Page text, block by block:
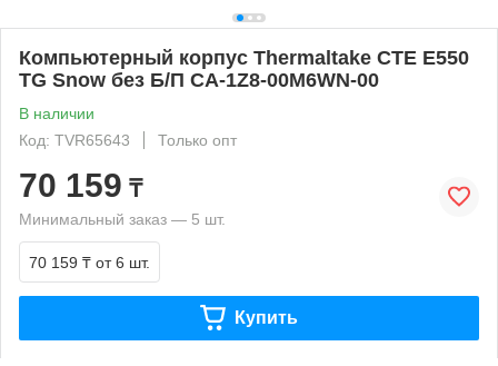
Компьютерный корпус Thermaltake CTE E550
TG Snow без Б/П CA-1Z8-00M6WN-00
В наличии
Код: TVR65643
Только опт
70 159 ₸
Минимальный заказ — 5 шт.
70 159 ₸ от 6 шт.
Купить